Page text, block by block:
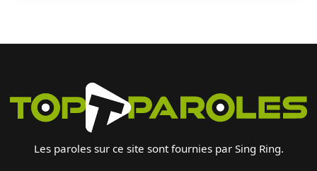
Les paroles sur ce site sont fournies par Sing Ring.